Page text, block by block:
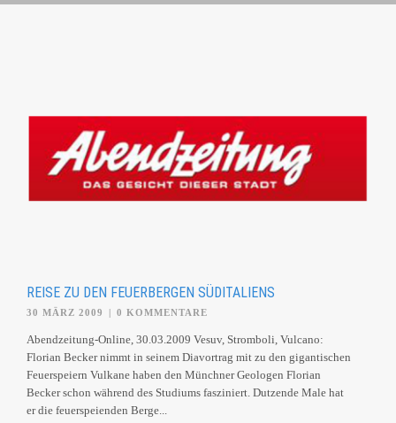
REISE ZU DEN FEUERBERGEN SÜDITALIENS
30 MÄRZ 2009 | 0 KOMMENTARE
Abendzeitung-Online, 30.03.2009 Vesuv, Stromboli, Vulcano:
Florian Becker nimmt in seinem Diavortrag mit zu den gigantischen
Feuerspeiern Vulkane haben den Münchner Geologen Florian
Becker schon während des Studiums fasziniert. Dutzende Male hat
er die feuerspeienden Berge...